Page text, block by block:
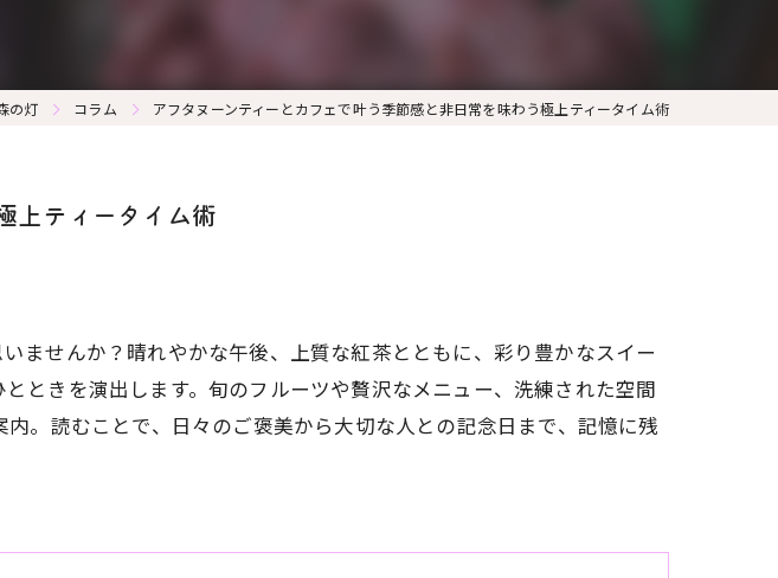
の灯 コラム アフタヌーンティーとカフェで叶う季節感と非日常を味わう極上ティータイム術
上ティータイム術
ませんか？晴れやかな午後、上質な紅茶とともに、彩り豊かなスイー
ときを演出します。旬のフルーツや贅沢なメニュー、洗練された空間
。読むことで、日々のご褒美から大切な人との記念日まで、記憶に残